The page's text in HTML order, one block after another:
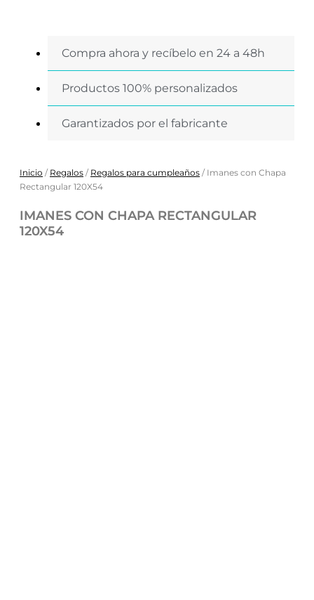
Compra ahora y recíbelo en 24 a 48h
Productos 100% personalizados
Garantizados por el fabricante
Inicio / Regalos / Regalos para cumpleaños / Imanes con Chapa
Rectangular 120X54
IMANES CON CHAPA RECTANGULAR
120X54